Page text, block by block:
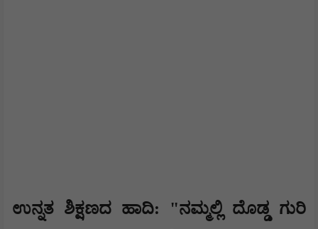
​​ಉನ್ನತ ಶಿಕ್ಷಣದ ಹಾದಿ: "ನಮ್ಮಲ್ಲಿ ದೊಡ್ಡ ಗುರಿ